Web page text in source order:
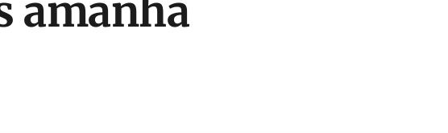
amanhã